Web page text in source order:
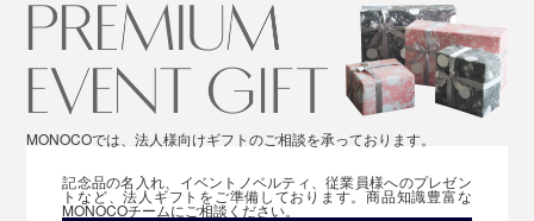
MONOCOでは、法人様向けギフトのご相談を承っております。
記念品の名入れ、イベントノベルティ、従業員様へのプレゼン
トなど、法人ギフトをご準備しております。商品知識豊富な
MONOCOチームにご相談ください。